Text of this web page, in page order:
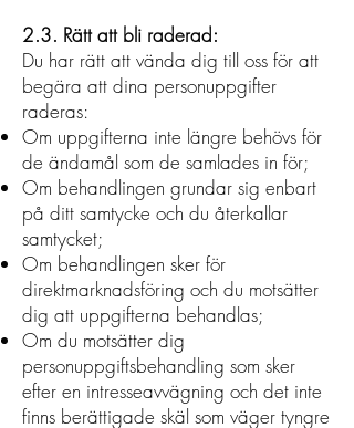
2.3. Rätt att bli raderad:
Du har rätt att vända dig till oss för att
begära att dina personuppgifter
raderas:
Om uppgifterna inte längre behövs för
de ändamål som de samlades in för;
Om behandlingen grundar sig enbart
på ditt samtycke och du återkallar
samtycket;
Om behandlingen sker för
direktmarknadsföring och du motsätter
dig att uppgifterna behandlas;
Om du motsätter dig
personuppgiftsbehandling som sker
efter en intresseavvägning och det inte
finns berättigade skäl som väger tyngre